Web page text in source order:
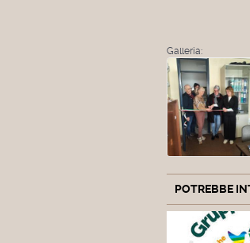
Galleria:
POTREBBE